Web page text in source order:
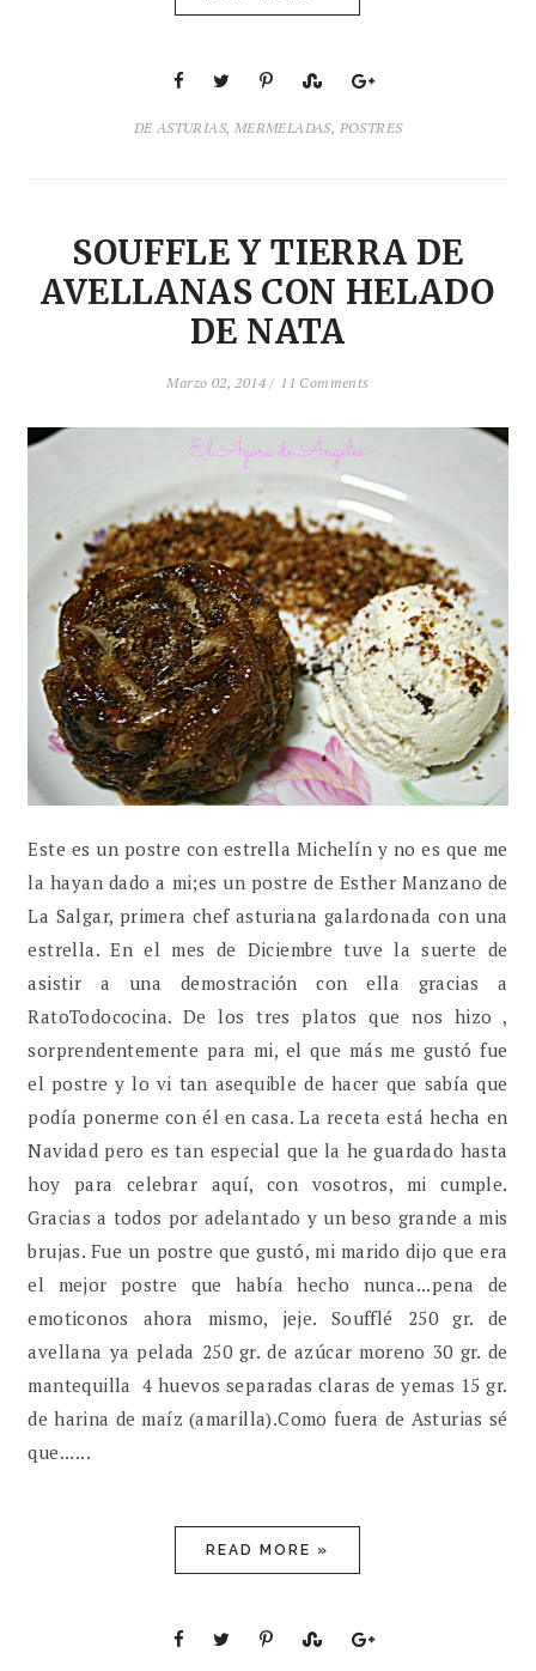
DE ASTURIAS, MERMELADAS, POSTRES
SOUFFLE Y TIERRA DE
AVELLANAS CON HELADO
DE NATA
Marzo 02, 2014 / 11 Comments
Este es un postre con estrella Michelín y no es que me
la hayan dado a mi;es un postre de Esther Manzano de
La Salgar, primera chef asturiana galardonada con una
estrella. En el mes de Diciembre tuve la suerte de
asistir a una demostración con ella gracias a
RatoTodococina. De los tres platos que nos hizo ,
sorprendentemente para mi, el que más me gustó fue
el postre y lo vi tan asequible de hacer que sabía que
podía ponerme con él en casa. La receta está hecha en
Navidad pero es tan especial que la he guardado hasta
hoy para celebrar aquí, con vosotros, mi cumple.
Gracias a todos por adelantado y un beso grande a mis
brujas. Fue un postre que gustó, mi marido dijo que era
el mejor postre que había hecho nunca...pena de
emoticonos ahora mismo, jeje. Soufflé 250 gr. de
avellana ya pelada 250 gr. de azúcar moreno 30 gr. de
mantequilla 4 huevos separadas claras de yemas 15 gr.
de harina de maíz (amarilla).Como fuera de Asturias sé
que......
READ MORE »